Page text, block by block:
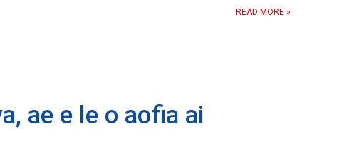
ae e le o aofia ai
READ MORE »